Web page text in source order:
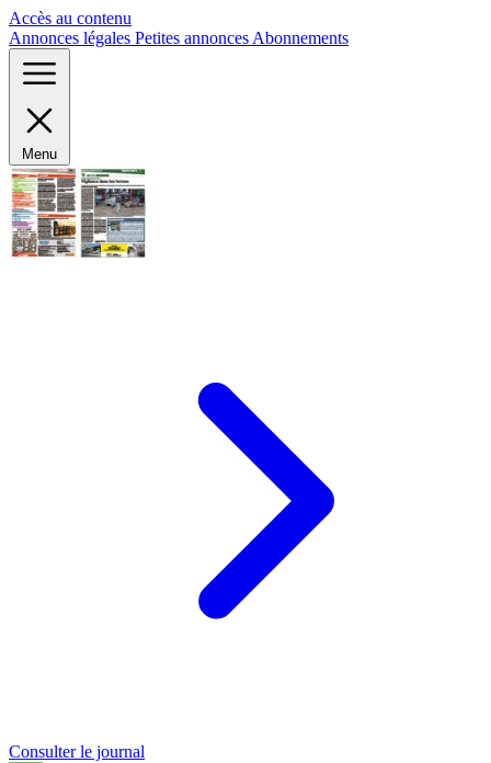
Accès au contenu
Annonces légales Petites annonces Abonnements
Menu
Consulter le journal
Panneau de gestion des cookies